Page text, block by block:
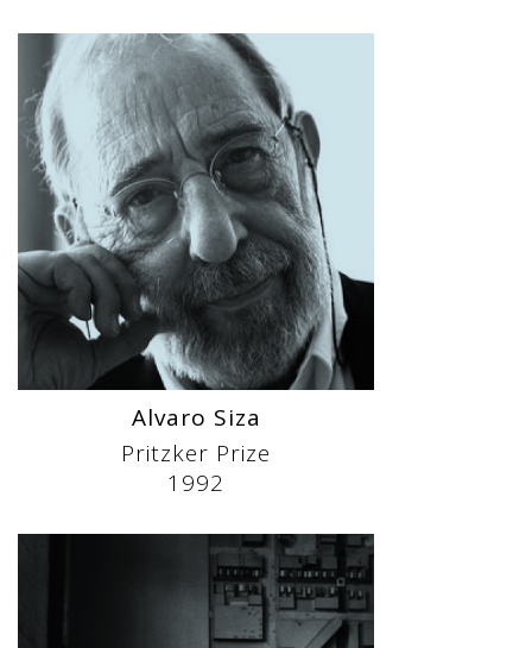
Alvaro Siza
Pritzker Prize
1992